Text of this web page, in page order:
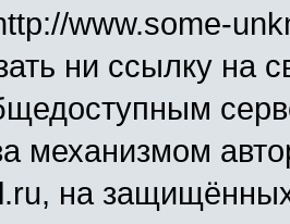
www.some-
ни ссылку на
механизмом
на